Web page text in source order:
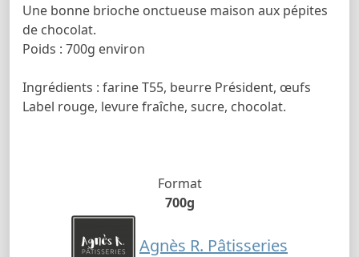
Une bonne brioche onctueuse maison aux pépites
de chocolat.
Poids : 700g environ
Ingrédients : farine T55, beurre Président, œufs
Label rouge, levure fraîche, sucre, chocolat.
Format
700g
Agnès R. Pâtisseries